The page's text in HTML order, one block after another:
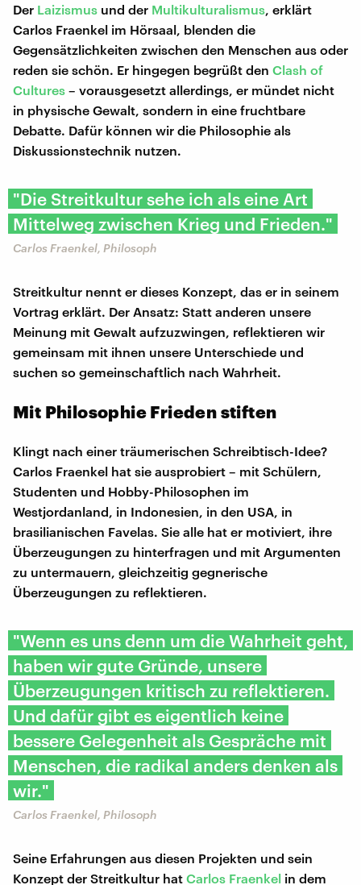
Der Laizismus und der Multikulturalismus , erklärt
Carlos Fraenkel im Hörsaal, blenden die
Gegensätzlichkeiten zwischen den Menschen aus oder
reden sie schön. Er hingegen begrüßt den Clash of
Cultures – vorausgesetzt allerdings, er mündet nicht
in physische Gewalt, sondern in eine fruchtbare
Debatte. Dafür können wir die Philosophie als
Diskussionstechnik nutzen.
"Die Streitkultur sehe ich als eine Art
Mittelweg zwischen Krieg und Frieden."
Carlos Fraenkel, Philosoph
Streitkultur nennt er dieses Konzept, das er in seinem
Vortrag erklärt. Der Ansatz: Statt anderen unsere
Meinung mit Gewalt aufzuzwingen, reflektieren wir
gemeinsam mit ihnen unsere Unterschiede und
suchen so gemeinschaftlich nach Wahrheit.
Mit Philosophie Frieden stiften
Klingt nach einer träumerischen Schreibtisch-Idee?
Carlos Fraenkel hat sie ausprobiert – mit Schülern,
Studenten und Hobby-Philosophen im
Westjordanland, in Indonesien, in den USA, in
brasilianischen Favelas. Sie alle hat er motiviert, ihre
Überzeugungen zu hinterfragen und mit Argumenten
zu untermauern, gleichzeitig gegnerische
Überzeugungen zu reflektieren.
"Wenn es uns denn um die Wahrheit geht,
haben wir gute Gründe, unsere
Überzeugungen kritisch zu reflektieren.
Und dafür gibt es eigentlich keine
bessere Gelegenheit als Gespräche mit
Menschen, die radikal anders denken als
wir."
Carlos Fraenkel, Philosoph
Seine Erfahrungen aus diesen Projekten und sein
Konzept der Streitkultur hat Carlos Fraenkel in dem